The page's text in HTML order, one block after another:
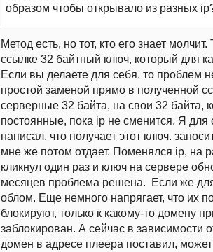
образом чтобы открывало из разных
Метод есть, но тот, кто его знает
ссылке 32 байтный ключ, который для
Если вы делаете для себя. то проблем
простой заменой прямо в полученной
серверные 32 байта, на свои 32 байта,
постоянные, пока ip не сменится. Я для
написал, что получает этот ключ.
мне же потом отдает. Поменялся ip, на
кликнул один раз и ключ на сервере
месяцев проблема решена. Если же
облом. Еще немного напрягает, что их
блокируют, только к какому-то домену
заблокирован. А сейчас в зависимости
домен в адресе плеера поставил,